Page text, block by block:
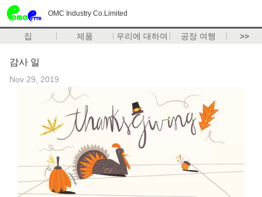
OMC Industry Co.Limited
집 제품 우리에 대하여 공장 여행 >>
감사 일
Nov 29, 2019